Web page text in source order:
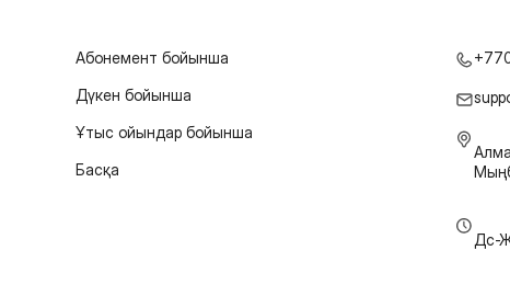
Абонемент бойынша
Дүкен бойынша
Ұтыс ойындар бойынша
Басқа
Дс-